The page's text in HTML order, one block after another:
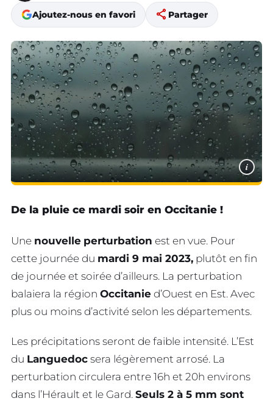
Ajoutez-nous en favori share Partager
i
De la pluie ce mardi soir en Occitanie !
Une nouvelle perturbation est en vue. Pour
cette journée du mardi 9 mai 2023, plutôt en fin
de journée et soirée d’ailleurs. La perturbation
balaiera la région Occitanie d’Ouest en Est. Avec
plus ou moins d’activité selon les départements.
Les précipitations seront de faible intensité. L’Est
du Languedoc sera légèrement arrosé. La
perturbation circulera entre 16h et 20h environs
dans l’Hérault et le Gard. Seuls 2 à 5 mm sont